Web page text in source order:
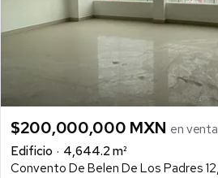
$200,000,000 MXN en venta
Edificio
4,644.2 m²